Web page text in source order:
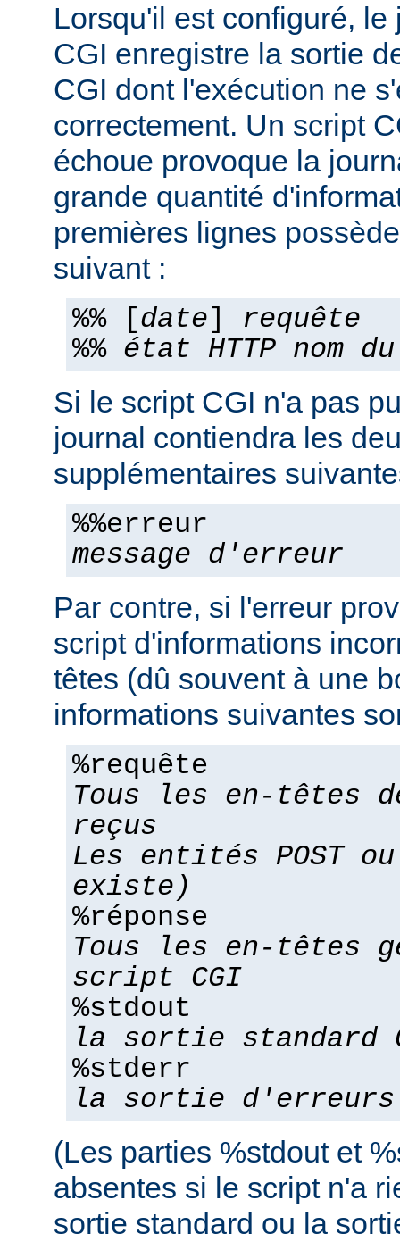
Lorsqu'il est configuré,
CGI enregistre la sortie
CGI dont l'exécution ne
correctement. Un script
échoue provoque la
grande quantité
premières lignes
suivant :
%% [date] requête
%% état HTTP nom
Si le script CGI n'a pas
journal contiendra les
supplémentaires
%%erreur
message d'erreur
Par contre, si l'erreur
script d'informations
têtes (dû souvent à une
informations suivantes
%requête
Tous les en-têtes
reçus
Les entités POST
existe)
%réponse
Tous les en-têtes
script CGI
%stdout
la sortie standard
%stderr
la sortie d'erreurs
(Les parties %stdout et
absentes si le script n'a
sortie standard ou la